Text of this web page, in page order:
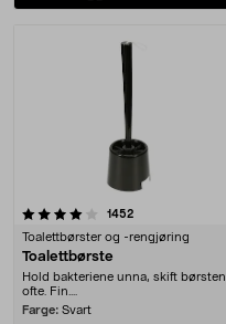
1452anmeldelser
Toalettbørster og -rengjøring
Toalettbørste
Hold bakteriene unna, skift børsten
ofte. Fin....
Farge: Svart
4.5 av 5 stjerner